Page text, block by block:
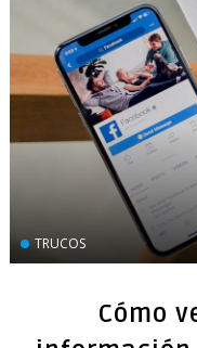
TRUCOS
Cómo